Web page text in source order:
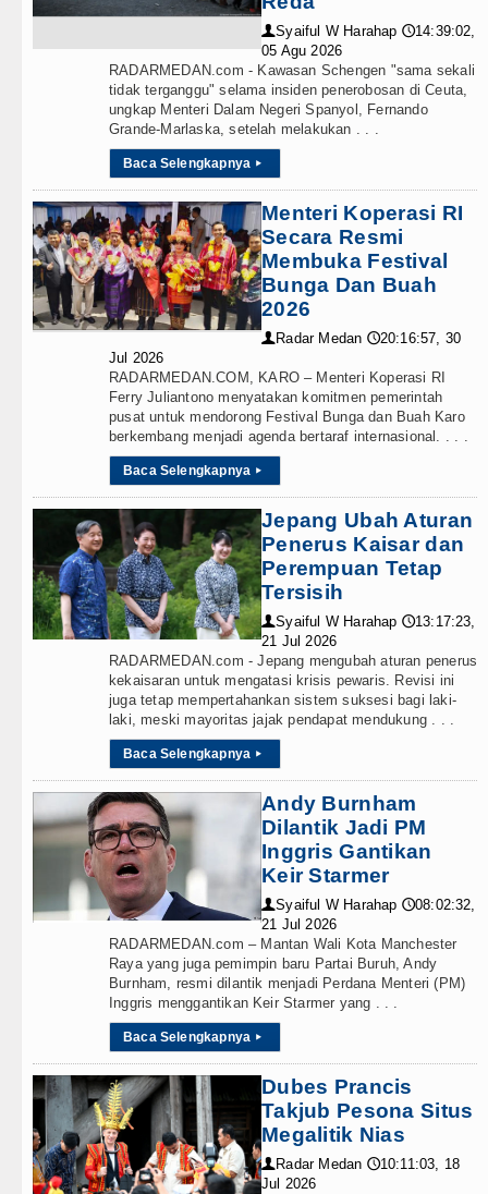
Internasional
+ Lainnya
Video
Kesehatan
Kuliner
Siraman Rohani
5 Agustus 2026
Hong Kong
TK Kemala Bhayangkari 11 Tarutung
Pelayanan Publik
Pikiran
Jembatan Pascabencana di
Wewenang
Kaprah dan Ngawur
5 Agustus 2026
Hong Kong
TK Kemala Bhayangkari 11 Tarutung
Pelayanan Publik
Pikiran
Jembatan Pascabencana di
Wewenang
Kaprah dan Ngawur
5 Agustus 2026
Hong Kong
TK Kemala Bhayangkari 11 Tarutung
👤Syaiful W Harahap 🕔14:39:02,
05 Agu 2026
RADARMEDAN.com - Kawasan Schengen "sama sekali
tidak terganggu" selama insiden penerobosan di Ceuta,
ungkap Menteri Dalam Negeri Spanyol, Fernando
Grande-Marlaska, setelah melakukan . . .
Baca Selengkapnya ▸
Menteri Koperasi RI
Secara Resmi
Membuka Festival
Bunga Dan Buah
2026
👤 Radar Medan 🕔20:16:57, 30
Jul 2026
RADARMEDAN.COM, KARO – Menteri Koperasi RI
Ferry Juliantono menyatakan komitmen pemerintah
pusat untuk mendorong Festival Bunga dan Buah Karo
berkembang menjadi agenda bertaraf internasional. . . .
Baca Selengkapnya ▸
Jepang Ubah Aturan
Penerus Kaisar dan
Perempuan Tetap
Tersisih
👤Syaiful W Harahap 🕔13:17:23,
21 Jul 2026
RADARMEDAN.com - Jepang mengubah aturan penerus
kekaisaran untuk mengatasi krisis pewaris. Revisi ini
juga tetap mempertahankan sistem suksesi bagi laki-
laki, meski mayoritas jajak pendapat mendukung . . .
Baca Selengkapnya ▸
Andy Burnham
Dilantik Jadi PM
Inggris Gantikan
Keir Starmer
👤Syaiful W Harahap 🕔08:02:32,
21 Jul 2026
RADARMEDAN.com – Mantan Wali Kota Manchester
Raya yang juga pemimpin baru Partai Buruh, Andy
Burnham, resmi dilantik menjadi Perdana Menteri (PM)
Inggris menggantikan Keir Starmer yang . . .
Baca Selengkapnya ▸
Dubes Prancis
Takjub Pesona Situs
Megalitik Nias
👤 Radar Medan 🕔10:11:03, 18
Jul 2026